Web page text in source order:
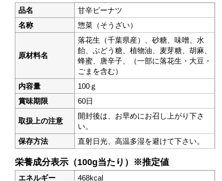
品名
甘辛ピーナツ
名称
惣菜（そうざい）
原材料名
落花生（千葉県産）、砂糖、味噌、水
飴、ぶどう糖、植物油、麦芽糖、胡麻、
蜂蜜、唐辛子、（一部に落花生・大豆・
ごまを含む）
内容量
100ｇ
賞味期限
60日
取扱上の注意
開封後は、お早めにお召し上がり下さ
い。
保存方法
直射日光、高温多湿を避けて下さい。
栄養成分表示（100g当たり）※推定値
エネルギー
468kcal